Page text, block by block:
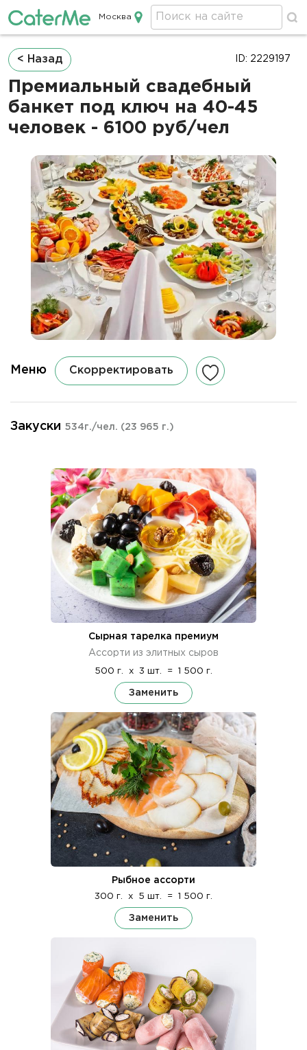
Кейтеринг в Москве
Москва
Строка
навигации
< Назад
Премиальный свадебный
банкет под ключ на 40-45
человек - 6100 руб/чел
ID: 2229197
Меню Скорректировать
Закуски 534г./чел. (23 965 г.)
Сырная тарелка премиум
Ассорти из элитных сыров
500 г. x 3 шт. = 1 500 г.
Заменить
Рыбное ассорти
300 г. x 5 шт. = 1 500 г.
Заменить